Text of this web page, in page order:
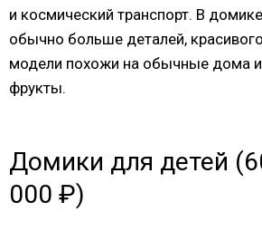
и космический транспорт. В
обычно больше деталей,
модели похожи на обычные дома
фрукты.
Домики для детей
000 ₽)